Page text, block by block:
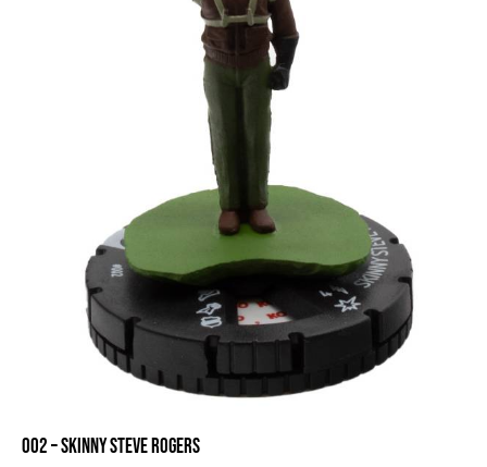
002 – SKINNY STEVE ROGERS